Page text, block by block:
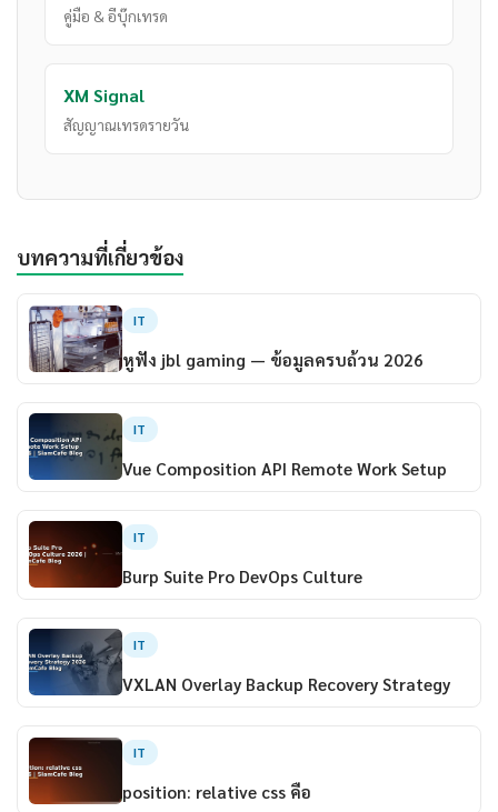
คู่มือ & อีบุ๊กเทรด
XM Signal
สัญญาณเทรดรายวัน
บทความที่เกี่ยวข้อง
IT
หูฟัง jbl gaming — ข้อมูลครบถ้วน 2026
IT
Vue Composition API Remote Work Setup
IT
Burp Suite Pro DevOps Culture
IT
VXLAN Overlay Backup Recovery Strategy
IT
position: relative css คือ